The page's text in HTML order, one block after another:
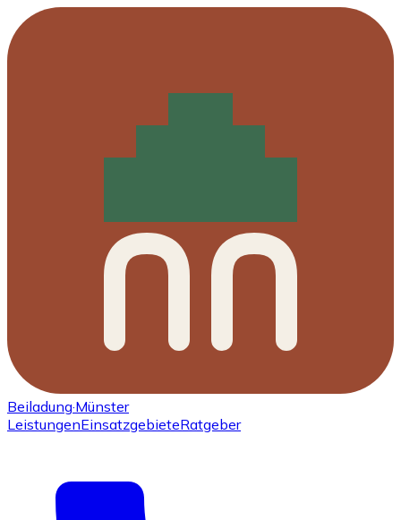
Beiladung·Münster
LeistungenEinsatzgebieteRatgeber